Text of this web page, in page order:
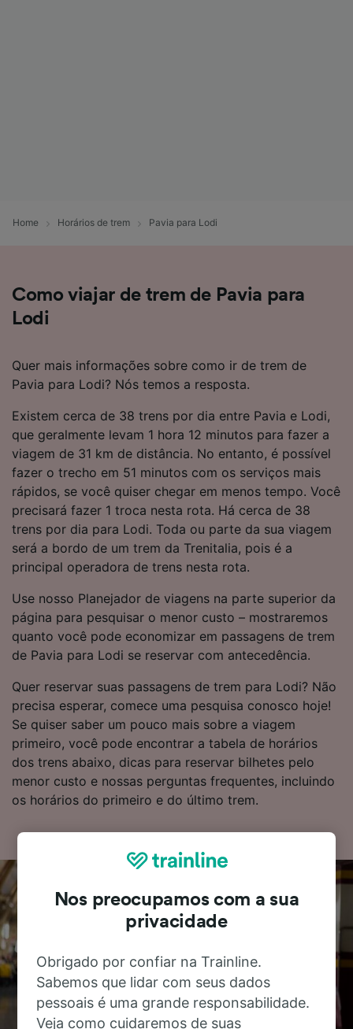
Home Horários de trem Pavia para Lodi
Como viajar de trem de Pavia para
Lodi
Quer mais informações sobre como ir de trem de
Pavia para Lodi? Nós temos a resposta.
Existem cerca de 38 trens por dia entre Pavia e Lodi,
que geralmente levam 1 hora 12 minutos para fazer a
viagem de 31 km de distância. No entanto, é possível
fazer o trecho em 51 minutos com os serviços mais
rápidos, se você quiser chegar em menos tempo. Você
precisará fazer 1 troca nesta rota. Há cerca de 38
trens por dia para Lodi. Toda ou parte da sua viagem
será a bordo de um trem da Trenitalia, pois é a
principal operadora de trens nesta rota.
Use nosso Planejador de viagens na parte superior da
página para pesquisar o menor custo – mostraremos
quanto você pode economizar em passagens de trem
de Pavia para Lodi se reservar com antecedência.
Quer reservar suas passagens de trem para Lodi? Não
precisa esperar, comece uma pesquisa conosco hoje!
Se quiser saber um pouco mais sobre a viagem
primeiro, você pode encontrar a tabela de horários
dos trens abaixo, dicas para reservar bilhetes pelo
menor custo e nossas perguntas frequentes, incluindo
os horários do primeiro e do último trem.
Nos preocupamos com a sua
privacidade
Obrigado por confiar na Trainline.
Sabemos que lidar com seus dados
pessoais é uma grande responsabilidade.
Veja como cuidaremos de suas